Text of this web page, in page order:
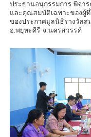
ประธานอนุกรรมการ พิจา
และคุณสมบัติเฉพาะของผู้
ของประกาศมูลนิธิรางวัลส
อ.พยุหะคีรี จ.นครสวรรค์